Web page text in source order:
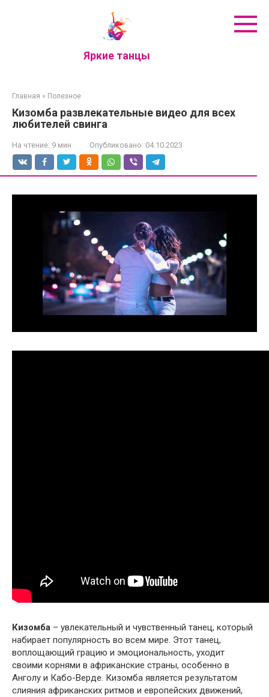
Яркие танцы
Главная » Полезное
Кизомба развлекательные видео для всех
любителей свинга
На чтение: 9 мин Опубликовано: 04.10.2023
Кизомба – увлекательный и чувственный танец, который
набирает популярность во всем мире. Этот танец,
воплощающий грацию и эмоциональность, уходит
своими корнями в африканские страны, особенно в
Анголу и Кабо-Верде. Кизомба является результатом
слияния африканских ритмов и европейских движений,